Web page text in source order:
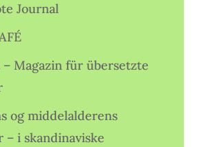
Journal
Magazin für übersetzte
og middelalderens
i skandinaviske